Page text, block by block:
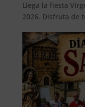
Llega la fiesta
2026. Disfruta de